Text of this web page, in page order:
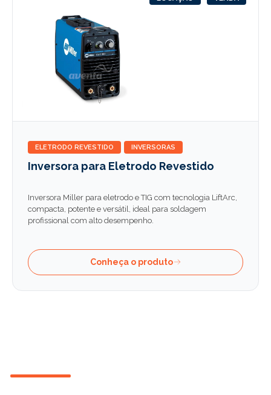
ELETRODO REVESTIDO INVERSORAS
Inversora para Eletrodo Revestido
Inversora Miller para eletrodo e TIG com tecnologia LiftArc,
compacta, potente e versátil, ideal para soldagem
profissional com alto desempenho.
Conheça o produto